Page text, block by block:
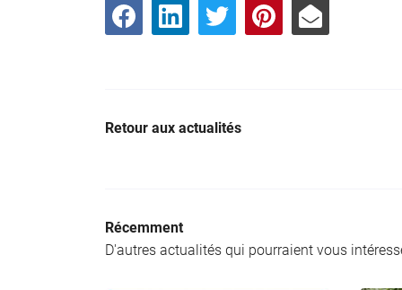
Retour aux actualités
Récemment
D'autres actualités qui pourraient vous